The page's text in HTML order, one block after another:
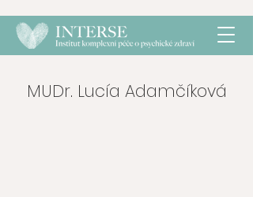
MUDr. Lucía Adamčíková